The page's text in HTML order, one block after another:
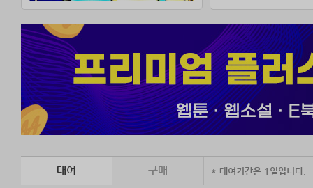
대여 구매 * 대여기간은 1일입니다.